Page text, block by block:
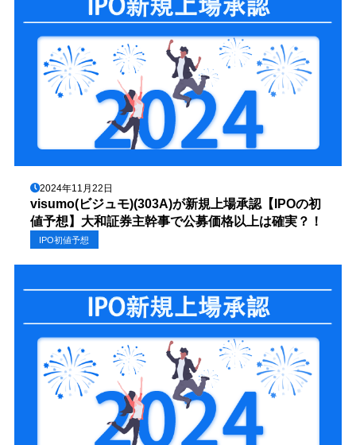
2024年11月22日
visumo(ビジュモ)(303A)が新規上場承認【IPOの初
値予想】大和証券主幹事で公募価格以上は確実？！
IPO初値予想